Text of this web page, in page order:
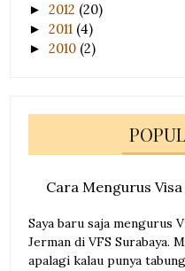
►2012 (20)
►2011 (4)
►2010 (2)
Cara Mengurus
Saya baru saja mengurus
Jerman di VFS Surabaya.
apalagi kalau punya